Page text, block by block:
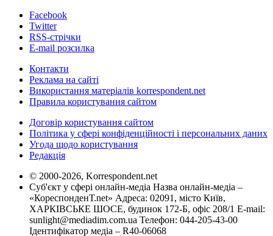
Facebook
Twitter
RSS-стрічки
E-mail розсилка
Контакти
Реклама на сайті
Використання матеріалів korrespondent.net
Правила користування сайтом
Договір користування сайтом
Політика у сфері конфіденційності і персональних даних
Угода щодо користування
Редакція
© 2000-2026, Korrespondent.net
Суб'єкт у сфері онлайн-медіа Назва онлайн-медіа –
«КореспонденТ.net» Адреса: 02091, місто Київ,
ХАРКІВСЬКЕ ШОСЕ, будинок 172-Б, офіс 208/1 E-mail:
sunlight@mediadim.com.ua Телефон: 044-205-43-00
Ідентифікатор медіа – R40-06068